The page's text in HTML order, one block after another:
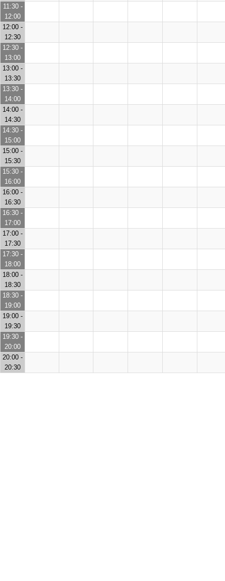
11:30 -
12:00
12:00 -
12:30
12:30 -
13:00
13:00 -
13:30
13:30 -
14:00
14:00 -
14:30
14:30 -
15:00
15:00 -
15:30
15:30 -
16:00
16:00 -
16:30
16:30 -
17:00
17:00 -
17:30
17:30 -
18:00
18:00 -
18:30
18:30 -
19:00
19:00 -
19:30
19:30 -
20:00
20:00 -
20:30